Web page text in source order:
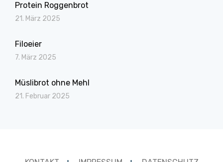
Protein Roggenbrot
21. März 2025
Filoeier
7. März 2025
Müslibrot ohne Mehl
21. Februar 2025